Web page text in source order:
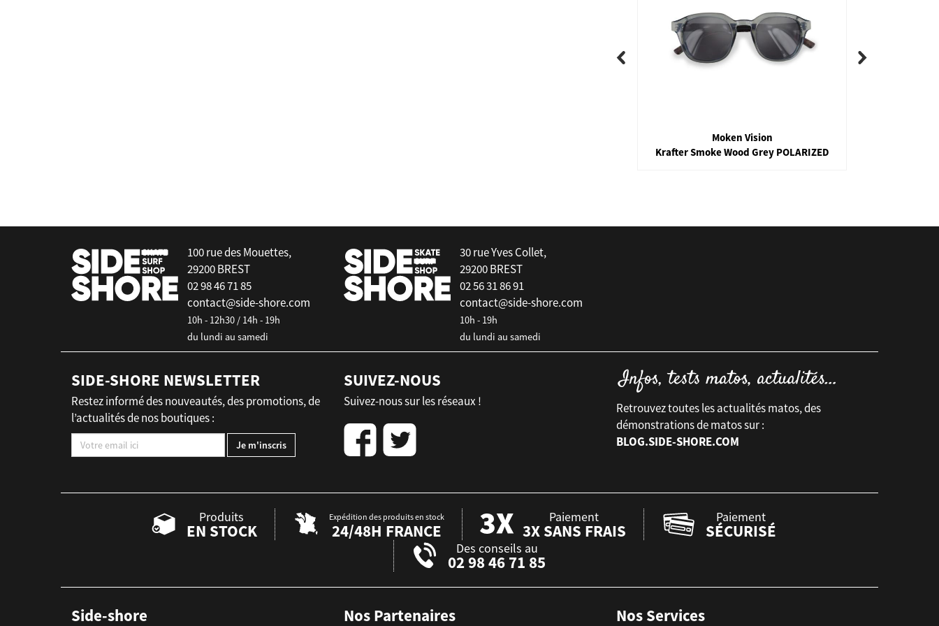
Moken Vision
Krafter Smoke Wood Grey POLARIZED
100 rue des Mouettes,
29200 BREST
02 98 46 71 85
contact@side-shore.com
10h - 12h30 / 14h - 19h
du lundi au samedi
30 rue Yves Collet,
29200 BREST
02 56 31 86 91
contact@side-shore.com
10h - 19h
du lundi au samedi
SIDE-SHORE NEWSLETTER
Restez informé des nouveautés, des promotions, de
l’actualités de nos boutiques :
SUIVEZ-NOUS
Suivez-nous sur les réseaux !
Retrouvez toutes les actualités matos, des
démonstrations de matos sur :
BLOG.SIDE-SHORE.COM
Produits
EN STOCK
Expédition des produits en stock
24/48H FRANCE
Paiement
3X SANS FRAIS
Paiement
SÉCURISÉ
Des conseils au
02 98 46 71 85
Side-shore Nos Partenaires Nos Services